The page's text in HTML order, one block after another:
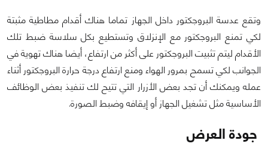
وتقع عدسة البروجكتور داخل الجهاز تماما هناك أقدام مطاطية مثبتة
لكي تمنع البروجكتور مع الإنزلاق وتستطيع بكل سلاسة ضبط تلك
الأقدام ليتم تثبيت البروجكتور على أكثر من ارتفاع، أيضا هناك تهوية في
الجوانب لكي تسمح بمرور الهواء ومنع ارتفاع درجة حرارة البروجكتور أثناء
عمله ويمكنك أن تجد بعض الأزرار التي تتيح لك تنفيذ بعض الوظائف
الأساسية مثل تشغيل الجهاز أو إيقافه وضبط الصورة.
جودة العرض